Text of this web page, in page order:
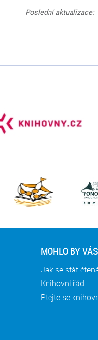
Poslední aktualizace:
MOHLO BY
Jak se stát
Knihovní řád
Ptejte se